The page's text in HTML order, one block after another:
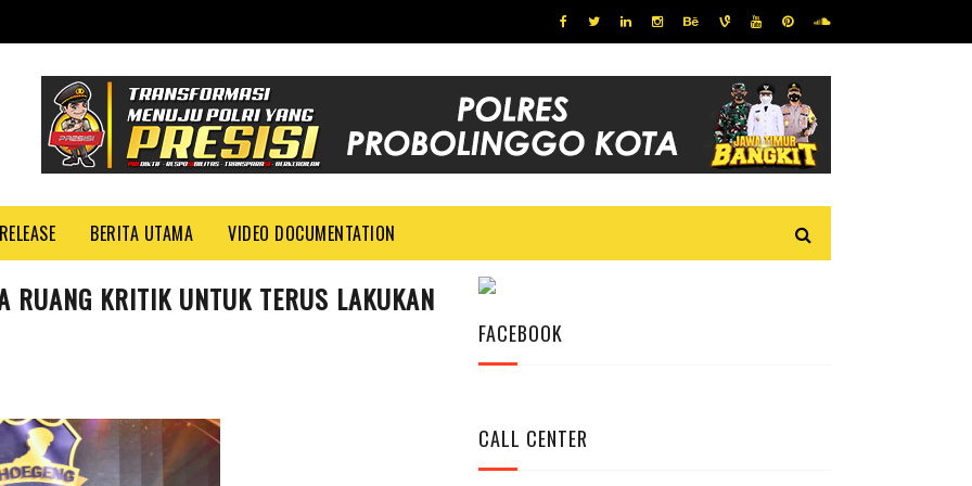
BERITA UTAMA VIDEO DOCUMENTATION
RUANG KRITIK UNTUK TERUS LAKUKAN
FACEBOOK
CALL CENTER